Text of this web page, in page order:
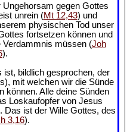
Ungehorsam gegen Gottes
unrein (Mt 12,43) und
physischen Tod unser
fortsetzen können und
Verdammnis müssen (Joh
).
bildlich gesprochen, der
mit welchen wir die Sünde
können. Alle deine Sünden
Loskaufopfer von Jesus
Das ist der Wille Gottes, des
3,16).